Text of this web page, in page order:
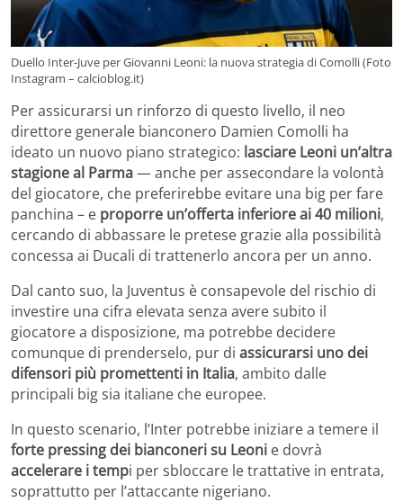
Duello Inter-Juve per Giovanni Leoni: la nuova strategia di Comolli (Foto
Instagram – calcioblog.it)
Per assicurarsi un rinforzo di questo livello, il neo
direttore generale bianconero Damien Comolli ha
ideato un nuovo piano strategico: lasciare Leoni un’altra
stagione al Parma— anche per assecondare la volontà
del giocatore, che preferirebbe evitare una big per fare
panchina – e proporre un’offerta inferiore ai 40 milioni,
cercando di abbassare le pretese grazie alla possibilità
concessa ai Ducali di trattenerlo ancora per un anno.
Dal canto suo, la Juventus è consapevole del rischio di
investire una cifra elevata senza avere subito il
giocatore a disposizione, ma potrebbe decidere
comunque di prenderselo, pur di assicurarsi uno dei
difensori più promettenti in Italia, ambito dalle
principali big sia italiane che europee.
In questo scenario, l’Inter potrebbe iniziare a temere il
forte pressing dei bianconeri su Leoni e dovrà
accelerare i tempi per sbloccare le trattative in entrata,
soprattutto per l’attaccante nigeriano.